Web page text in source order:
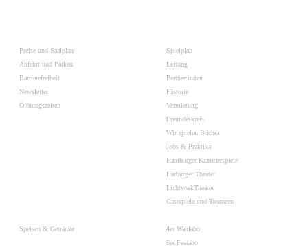
Preise und Saalplan
Anfahrt und Parken
Barrierefreiheit
Newsletter
Öffnungszeiten
Spielplan
Leitung
Partner:innen
Historie
Vermietung
Freundeskreis
Wir spielen Bücher
Jobs & Praktika
Hamburger Kammerspiele
Harburger Theater
LichtwarkTheater
Gastspiele und Tourneen
Speisen & Getränke
4er Wahlabo
6er Festabo